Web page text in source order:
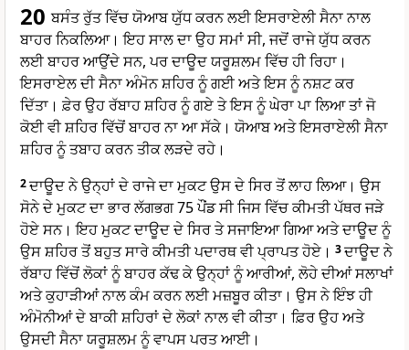
20ਬਸੰਤ ਰੁੱਤ ਵਿੱਚ ਯੋਆਬ ਯੁੱਧ ਕਰਨ ਲਈ ਇਸਰਾਏਲੀ ਸੈਨਾ ਨਾਲ
ਬਾਹਰ ਨਿਕਲਿਆ। ਇਹ ਸਾਲ ਦਾ ਉਹ ਸਮਾਂ ਸੀ, ਜਦੋਂ ਰਾਜੇ ਯੁੱਧ ਕਰਨ
ਲਈ ਬਾਹਰ ਆਉਂਦੇ ਸਨ, ਪਰ ਦਾਊਦ ਯਰੂਸ਼ਲਮ ਵਿੱਚ ਹੀ ਰਿਹਾ।
ਇਸਰਾਏਲ ਦੀ ਸੈਨਾ ਅੰਮੋਨ ਸ਼ਹਿਰ ਨੂੰ ਗਈ ਅਤੇ ਇਸ ਨੂੰ ਨਸ਼ਟ ਕਰ
ਦਿੱਤਾ। ਫ਼ੇਰ ਉਹ ਰੱਬਾਹ ਸ਼ਹਿਰ ਨੂੰ ਗਏ ਤੇ ਇਸ ਨੂੰ ਘੇਰਾ ਪਾ ਲਿਆ ਤਾਂ ਜੋ
ਕੋਈ ਵੀ ਸ਼ਹਿਰ ਵਿੱਚੋਂ ਬਾਹਰ ਨਾ ਆ ਸੱਕੇ। ਯੋਆਬ ਅਤੇ ਇਸਰਾਏਲੀ ਸੈਨਾ
ਸ਼ਹਿਰ ਨੂੰ ਤਬਾਹ ਕਰਨ ਤੀਕ ਲੜਦੇ ਰਹੇ।
2ਦਾਊਦ ਨੇ ਉਨ੍ਹਾਂ ਦੇ ਰਾਜੇ ਦਾ ਮੁਕਟ ਉਸ ਦੇ ਸਿਰ ਤੋਂ ਲਾਹ ਲਿਆ। ਉਸ
ਸੋਨੇ ਦੇ ਮੁਕਟ ਦਾ ਭਾਰ ਲੱਗਭਗ 75 ਪੌਂਡ ਸੀ ਜਿਸ ਵਿੱਚ ਕੀਮਤੀ ਪੱਥਰ ਜੜੇ
ਹੋਏ ਸਨ। ਇਹ ਮੁਕਟ ਦਾਊਦ ਦੇ ਸਿਰ ਤੇ ਸਜਾਇਆ ਗਿਆ ਅਤੇ ਦਾਊਦ ਨੂੰ
ਉਸ ਸ਼ਹਿਰ ਤੋਂ ਬਹੁਤ ਸਾਰੇ ਕੀਮਤੀ ਪਦਾਰਥ ਵੀ ਪ੍ਰਾਪਤ ਹੋਏ। 3ਦਾਊਦ ਨੇ
ਰੱਬਾਹ ਵਿੱਚੋਂ ਲੋਕਾਂ ਨੂੰ ਬਾਹਰ ਕੱਢ ਕੇ ਉਨ੍ਹਾਂ ਨੂੰ ਆਰੀਆਂ, ਲੋਹੇ ਦੀਆਂ ਸਲਾਖਾਂ
ਅਤੇ ਕੁਹਾੜੀਆਂ ਨਾਲ ਕੰਮ ਕਰਨ ਲਈ ਮਜ਼ਬੂਰ ਕੀਤਾ। ਉਸ ਨੇ ਇੰਝ ਹੀ
ਅੰਮੋਨੀਆਂ ਦੇ ਬਾਕੀ ਸ਼ਹਿਰਾਂ ਦੇ ਲੋਕਾਂ ਨਾਲ ਵੀ ਕੀਤਾ। ਫ਼ਿਰ ਉਹ ਅਤੇ
ਉਸਦੀ ਸੈਨਾ ਯਰੂਸ਼ਲਮ ਨੂੰ ਵਾਪਸ ਪਰਤ ਆਈ।